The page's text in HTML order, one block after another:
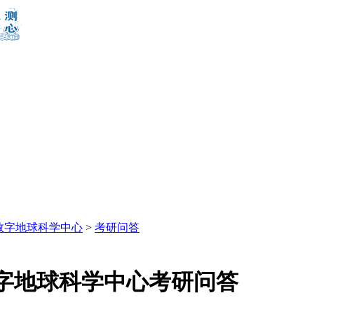
字地球科学中心 > 考研问答
地球科学中心考研问答